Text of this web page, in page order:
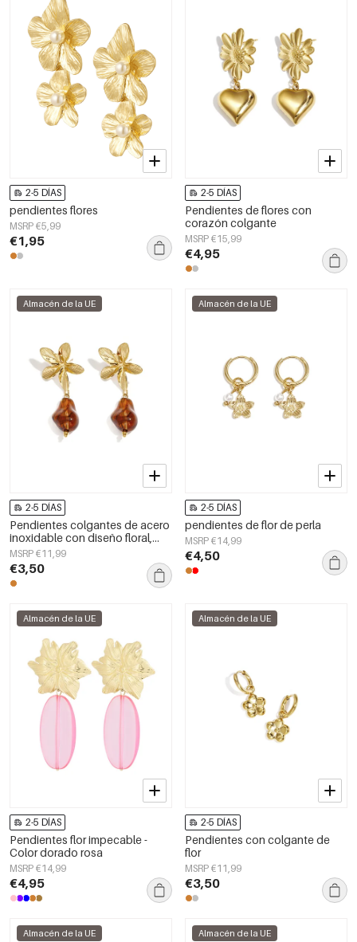
2-5 DÍAS
pendientes flores
MSRP €5,99
€1,95
2-5 DÍAS
Pendientes de flores con
corazón colgante
MSRP €15,99
€4,95
Almacén de la UE
2-5 DÍAS
Pendientes colgantes de acero
inoxidable con diseño floral,
estilo casual y sencillo para uso
diario. Joyería para mujer.
MSRP €11,99
€3,50
Almacén de la UE
2-5 DÍAS
pendientes de flor de perla
MSRP €14,99
€4,50
Almacén de la UE
2-5 DÍAS
Pendientes flor impecable -
Color dorado rosa
MSRP €14,99
€4,95
Almacén de la UE
2-5 DÍAS
Pendientes con colgante de
flor
MSRP €11,99
€3,50
Almacén de la UE Almacén de la UE